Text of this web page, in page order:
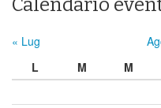
Calendario
« Lug
L
M M